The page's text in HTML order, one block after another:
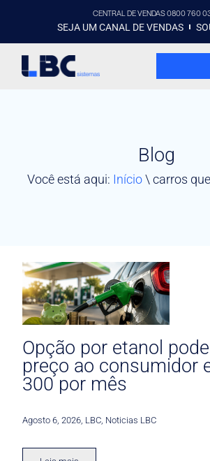
CENTRAL DE VENDAS 0800 760
SEJA UM CANAL DE VENDAS
Blog
Você está aqui: Início\ carros
Opção por etanol
preço ao consumidor
300 por mês
Agosto 6, 2026 LBC Noticias LBC